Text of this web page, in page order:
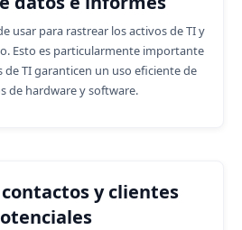
usar para rastrear los activos de TI y
Esto es particularmente importante
de TI garanticen un uso eficiente de
de hardware y software.
y clientes